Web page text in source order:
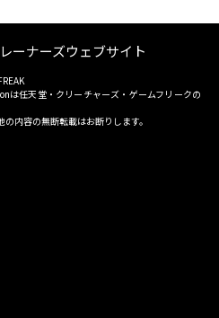
ーナーズウェブサイト
は任天堂・クリーチャーズ・ゲームフリークの
内容の無断転載はお断りします。